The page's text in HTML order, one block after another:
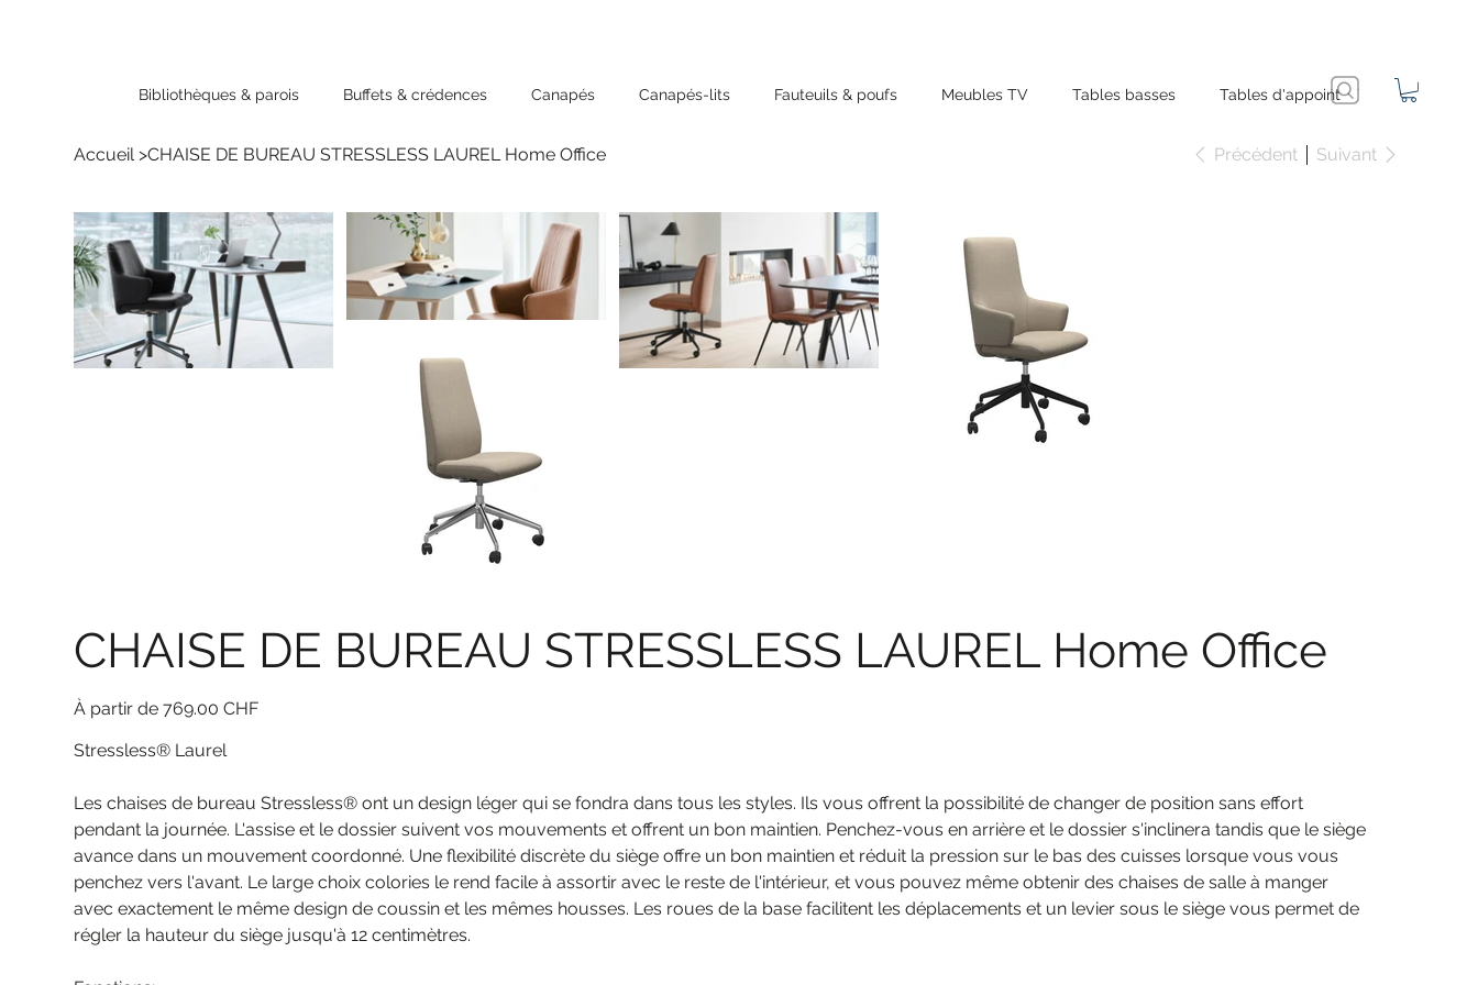
Bibliothèques & parois Buffets & crédences Canapés Canapés-lits Fauteuils & poufs Meubles TV Tables basses Tables d'appoint
Accueil >CHAISE DE BUREAU STRESSLESS LAUREL Home Office Précédent Suivant
CHAISE DE BUREAU STRESSLESS LAUREL Home Office
À partir de Prix
769.00 CHF
Stressless® Laurel
Les chaises de bureau Stressless® ont un design léger qui se fondra dans tous les styles. Ils vous offrent la possibilité de changer de position sans effort
pendant la journée. L'assise et le dossier suivent vos mouvements et offrent un bon maintien. Penchez-vous en arrière et le dossier s'inclinera tandis que le siège
avance dans un mouvement coordonné. Une flexibilité discrète du siège offre un bon maintien et réduit la pression sur le bas des cuisses lorsque vous vous
penchez vers l'avant. Le large choix colories le rend facile à assortir avec le reste de l'intérieur, et vous pouvez même obtenir des chaises de salle à manger
avec exactement le même design de coussin et les mêmes housses. Les roues de la base facilitent les déplacements et un levier sous le siège vous permet de
régler la hauteur du siège jusqu'à 12 centimètres.